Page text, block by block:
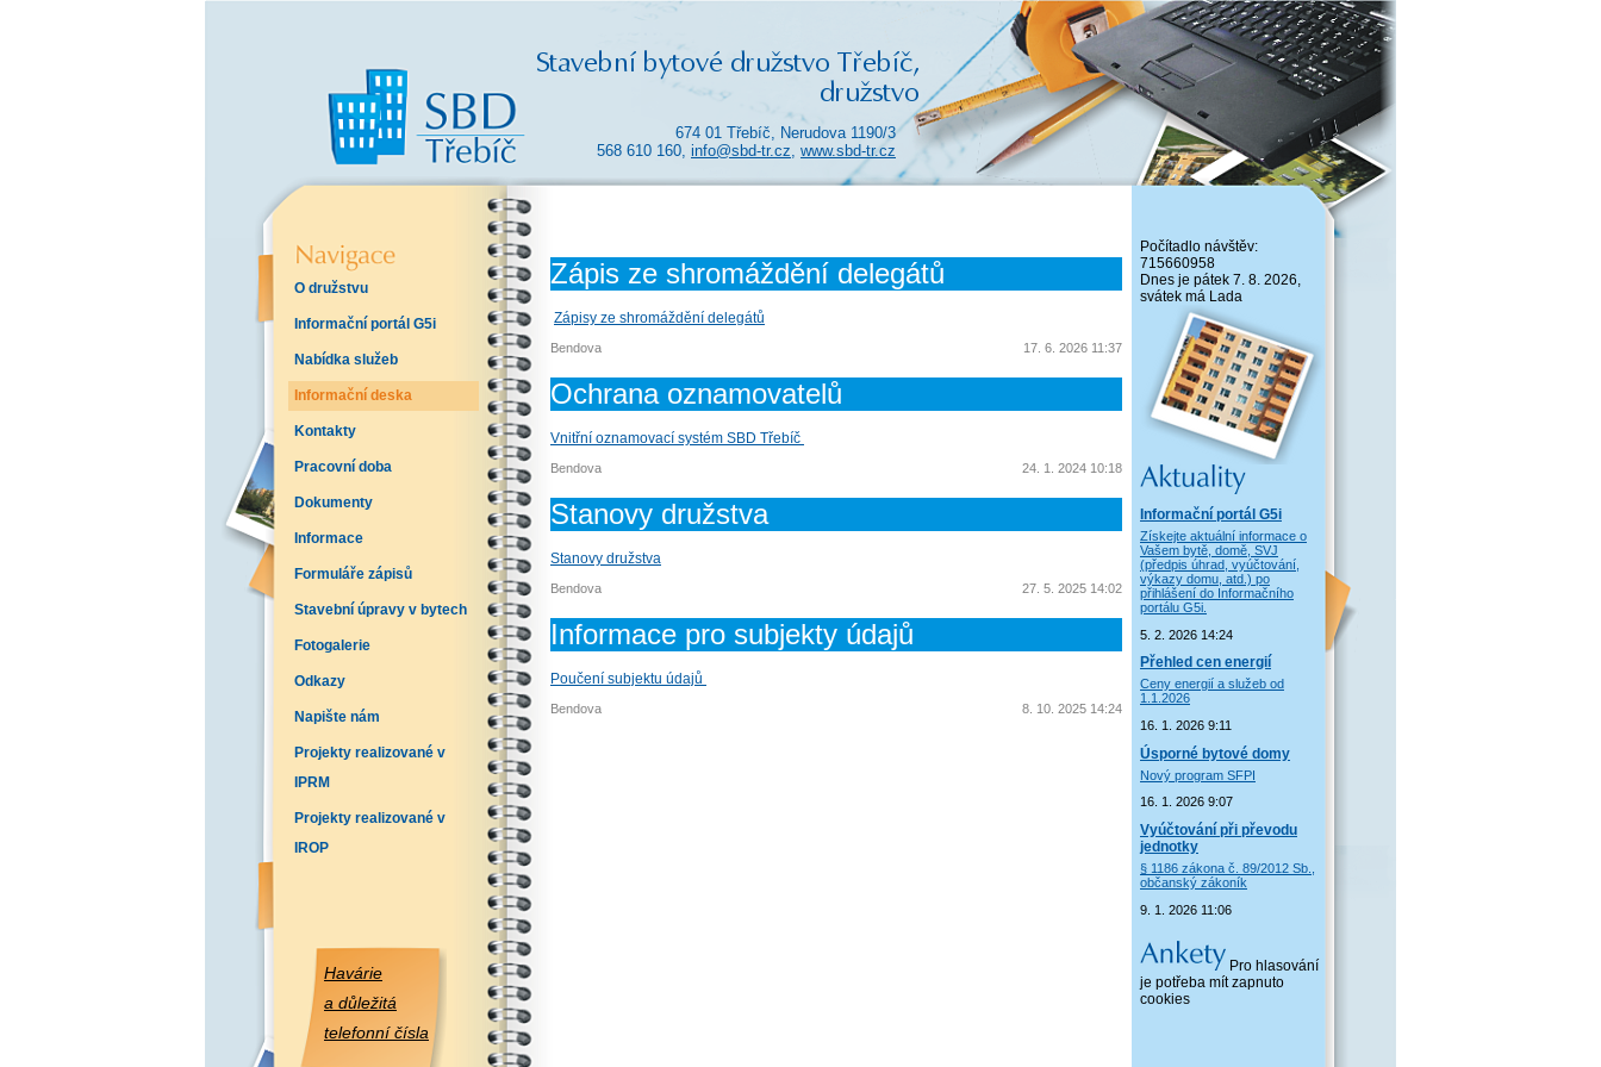
674 01 Třebíč, Nerudova 1190/3
568 610 160, info@sbd-tr.cz, www.sbd-tr.cz
O družstvu
Informační portál G5i
Nabídka služeb
Informační deska
Kontakty
Pracovní doba
Dokumenty
Informace
Formuláře zápisů
Stavební úpravy v bytech
Fotogalerie
Odkazy
Napište nám
Projekty realizované v
IPRM
Projekty realizované v
IROP
Havárie
a důležitá
telefonní čísla
Počítadlo návštěv:
715660958
Dnes je pátek 7. 8. 2026,
svátek má Lada
Informační portál G5i
Získejte aktuální informace o
Vašem bytě, domě, SVJ
(předpis úhrad, vyúčtování,
výkazy domu, atd.) po
přihlášení do Informačního
portálu G5i.
5. 2. 2026 14:24
Přehled cen energií
Ceny energií a služeb od
1.1.2026
16. 1. 2026 9:11
Úsporné bytové domy
Nový program SFPI
16. 1. 2026 9:07
Vyúčtování při převodu
jednotky
§ 1186 zákona č. 89/2012 Sb.,
občanský zákoník
9. 1. 2026 11:06
Pro hlasování
je potřeba mít zapnuto
cookies
Zápis ze shromáždění delegátů
Zápisy ze shromáždění delegátů
Bendova 17. 6. 2026 11:37
Ochrana oznamovatelů
Vnitřní oznamovací systém SBD Třebíč
Bendova 24. 1. 2024 10:18
Stanovy družstva
Stanovy družstva
Bendova 27. 5. 2025 14:02
Informace pro subjekty údajů
Poučení subjektu údajů
Bendova 8. 10. 2025 14:24